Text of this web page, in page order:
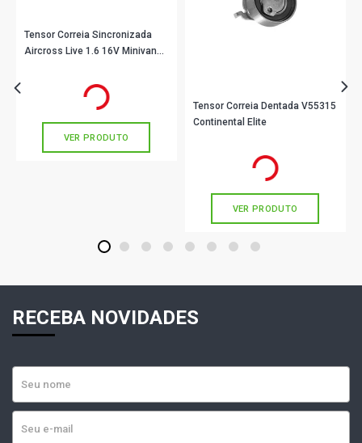
Tensor Correia Sincronizada
Aircross Live 1.6 16V Minivan
em até 10x de
VER PRODUTO
Tensor Correia Dentada V55315
Continental Elite
em até 7x de
VER PRODUTO
1 2 3 4 5 6 7 8
RECEBA NOVIDADES